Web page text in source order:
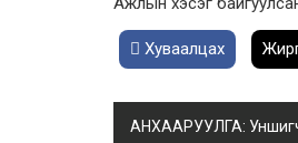
Хуваалцах
АНХААРУУЛГА: